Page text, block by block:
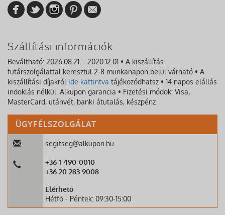
Szállítási információk
Beváltható: 2026.08.21. - 2020.12.01 • A kiszállítás
futárszolgálattal keresztül 2-8 munkanapon belül várható • A
kiszállítási díjakról ide kattintva tájékozódhatsz • 14 napos elállás
indoklás nélkül. Alkupon garancia • Fizetési módok: Visa,
MasterCard, utánvét, banki átutalás, készpénz
ÜGYFÉLSZOLGÁLAT
segitseg@alkupon.hu
+36 1 490-0010
+36 20 283 9008
Elérhető
Hétfő - Péntek: 09:30-15:00